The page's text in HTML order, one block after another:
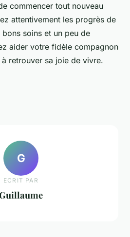
commencer tout nouveau
attentivement les progrès de
soins et un peu de
aider votre fidèle compagnon
retrouver sa joie de vivre.
G
ECRIT PAR